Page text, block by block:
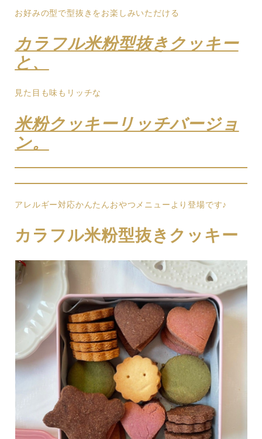
お好みの型で型抜きをお楽しみいただける
カラフル米粉型抜きクッキー
と、
見た目も味もリッチな
米粉クッキーリッチバージョ
ン。
アレルギー対応かんたんおやつメニューより登場です♪
カラフル米粉型抜きクッキー